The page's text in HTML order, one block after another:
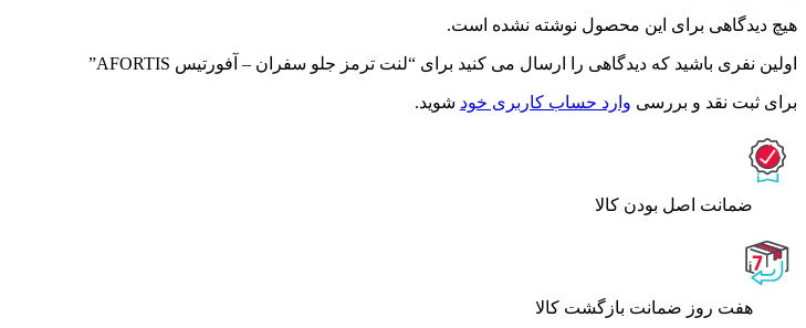
هیچ دیدگاهی برای این محصول نوشته نشده است.
اولین نفری باشید که دیدگاهی را ارسال می کنید برای “لنت ترمز جلو سفران – آفورتیس AFORTIS”
برای ثبت نقد و بررسی وارد حساب کاربری خود شوید.
ﺿﻤﺎﻧﺖ اﺻﻞ ﺑﻮدن ﮐﺎﻟﺎ
هفت روز ضمانت بازگشت کالا